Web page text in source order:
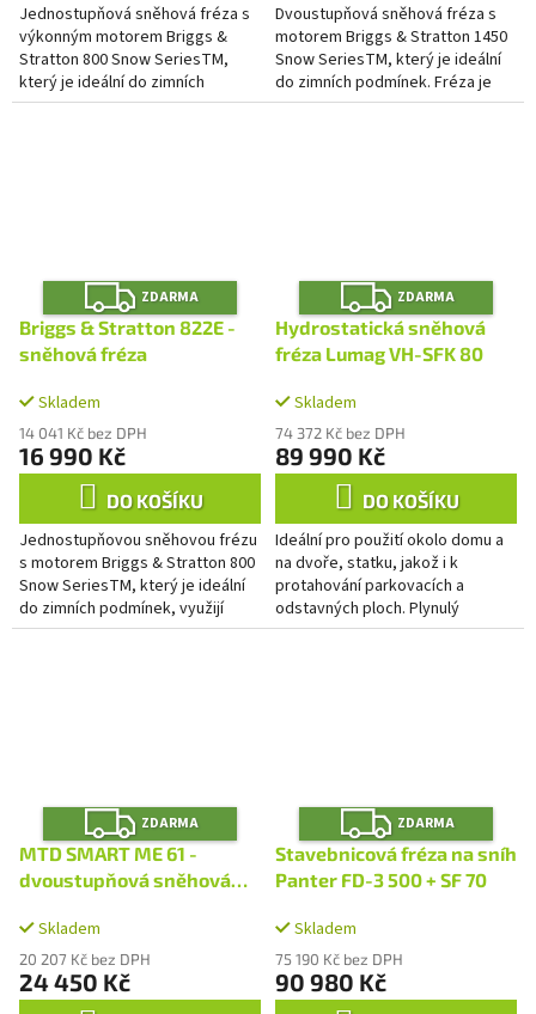
Jednostupňová sněhová fréza s
výkonným motorem Briggs &
Stratton 800 Snow SeriesTM,
který je ideální do zimních
podmínek. Velká rukojeť
Dvoustupňová sněhová fréza s
motorem Briggs & Stratton 1450
Snow SeriesTM, který je ideální
do zimních podmínek. Fréza je
dobře ovladatelná díky pojezdu a
Z
D
A
R
M
A
ZDARMA
Briggs & Stratton 822E -
sněhová fréza
Skladem
14 041 Kč bez DPH
16 990 Kč
DO KOŠÍKU
Jednostupňovou sněhovou frézu
s motorem Briggs & Stratton 800
Snow SeriesTM, který je ideální
do zimních podmínek, využijí
zejména obyvatelé městských
Z
D
A
R
M
ZDARMA
Hydrostatická sněhová
fréza Lumag VH-SFK 80
Skladem
74 372 Kč bez DPH
89 990 Kč
DO KOŠÍKU
Ideální pro použití okolo domu a
na dvoře, statku, jakož i k
protahování parkovacích a
odstavných ploch. Plynulý
hydrostatický pohon
Z
D
A
R
M
A
ZDARMA
MTD SMART ME 61 -
dvoustupňová sněhová
Skladem
20 207 Kč bez DPH
24 450 Kč
Z
D
A
R
M
A
ZDARMA
Stavebnicová fréza na sníh
Panter FD-3 500 + SF 70
Skladem
75 190 Kč bez DPH
90 980 Kč